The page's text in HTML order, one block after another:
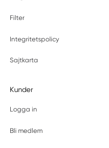
Filter
Integritetspolicy
Sajtkarta
Kunder
Logga in
Bli medlem